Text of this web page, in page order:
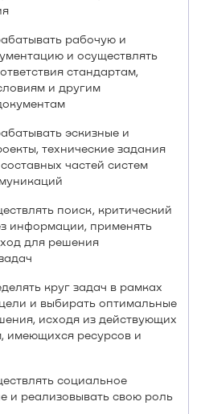
рабочую и
и осуществлять
стандартам,
и другим
эскизные и
технические задания
частей систем
поиск, критический
информации, применять
для решения
круг задач в рамках
и выбирать оптимальные
исходя из действующих
имеющихся ресурсов и
социальное
и реализовывать свою роль